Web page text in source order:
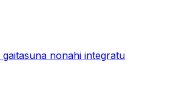
nonahi integratu